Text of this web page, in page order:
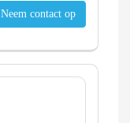
Neem contact op